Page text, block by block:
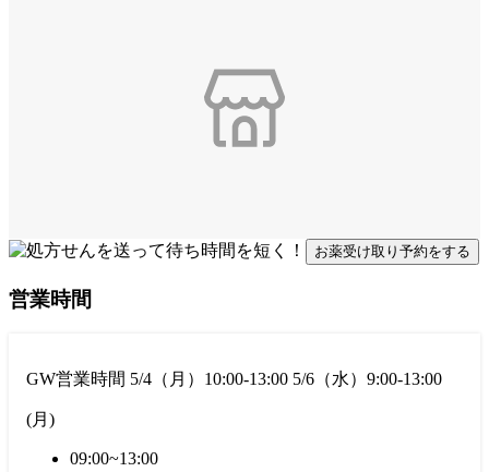
お薬受け取り予約をする
営業時間
GW営業時間 5/4（月）10:00-13:00 5/6（水）9:00-13:00
(月 )
09:00~13:00